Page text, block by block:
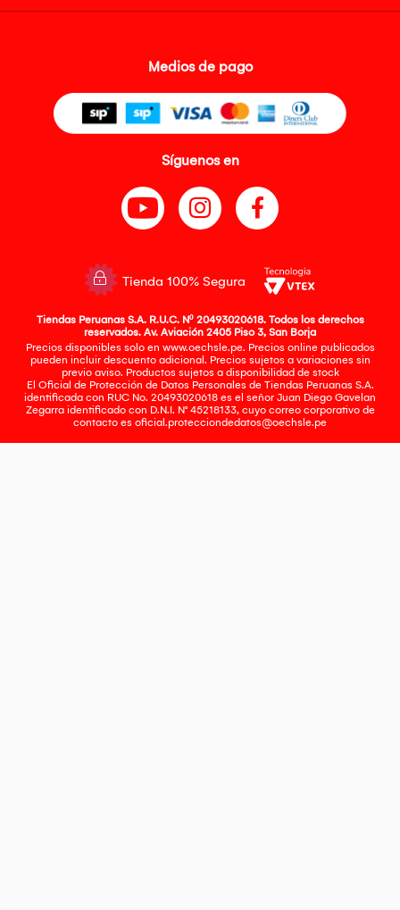
Medios de pago
Síguenos en
Tienda 100% Segura
Tiendas Peruanas S.A. R.U.C. Nº 20493020618. Todos los derechos
reservados. Av. Aviación 2405 Piso 3, San Borja
Precios disponibles solo en www.oechsle.pe. Precios online publicados
pueden incluir descuento adicional. Precios sujetos a variaciones sin
previo aviso. Productos sujetos a disponibilidad de stock
El Oficial de Protección de Datos Personales de Tiendas Peruanas S.A.
identificada con RUC No. 20493020618 es el señor Juan Diego Gavelan
Zegarra identificado con D.N.I. N° 45218133, cuyo correo corporativo de
contacto es oficial.protecciondedatos@oechsle.pe